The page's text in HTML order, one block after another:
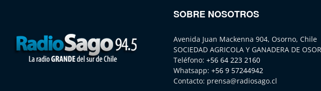
SOBRE NOSOTROS
Avenida Juan Mackenna 904, Osorno, Chile
SOCIEDAD AGRICOLA Y GANADERA DE
Teléfono: +56 64 223 2160
Whatsapp: +56 9 57244942
Contacto: prensa@radiosago.cl